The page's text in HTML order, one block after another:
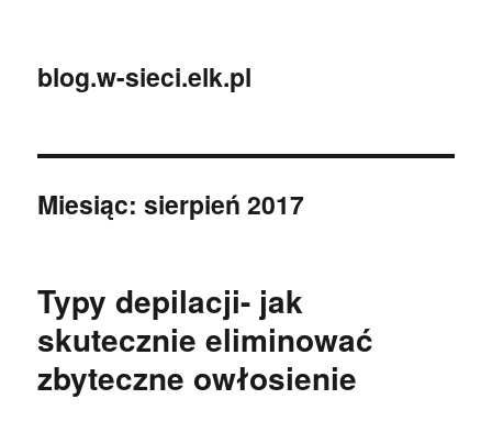
blog.w-sieci.elk.pl
Miesiąc:sierpień 2017
Typy depilacji- jak
skutecznie eliminować
zbyteczne owłosienie